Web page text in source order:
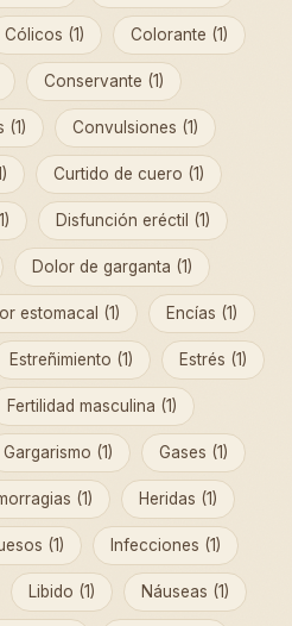
Cólicos (1) Colorante (1)
Conservante (1)
(1) Convulsiones (1)
Curtido de cuero (1)
Disfunción eréctil (1)
Dolor de garganta (1)
estomacal (1) Encías (1)
Estreñimiento (1) Estrés (1)
Fertilidad masculina (1)
Gargarismo (1) Gases (1)
(1) Heridas (1)
(1) Infecciones (1)
Libido (1) Náuseas (1)